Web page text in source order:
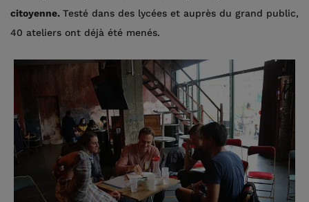
citoyenne. Testé dans des lycées et auprès du grand public,
40 ateliers ont déjà été menés.